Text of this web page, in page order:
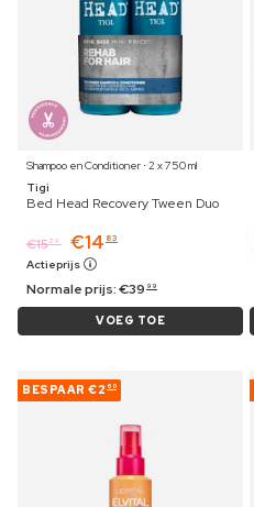
Shampoo en Conditioner ⋅ 2 x 750 ml
Tigi
Bed Head Recovery Tween Duo
€1529 €14 83
Actieprijs
Normale prijs:€39 99
VOEG TOE
BESPAAR €2 60